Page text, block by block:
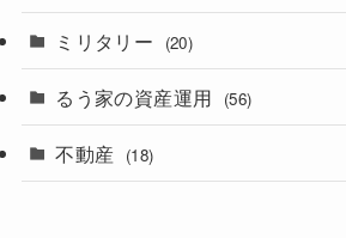
(2)
ミリタリー (20)
るう家の資産運用 (56)
不動産 (18)